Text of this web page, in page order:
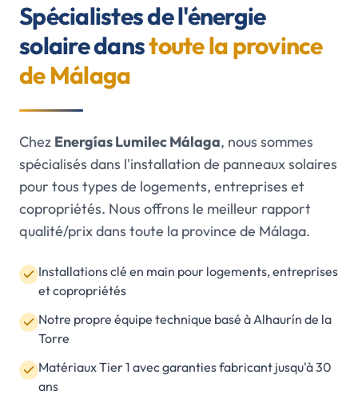
Spécialistes de l'énergie
solaire danstoute la province
de Málaga
Chez Energías Lumilec Málaga, nous sommes
spécialisés dans l'installation de panneaux solaires
pour tous types de logements, entreprises et
copropriétés. Nous offrons le meilleur rapport
qualité/prix dans toute la province de Málaga.
Installations clé en main pour logements, entreprises
et copropriétés
Notre propre équipe technique basé à Alhaurín de la
Torre
Matériaux Tier 1 avec garanties fabricant jusqu'à 30
ans